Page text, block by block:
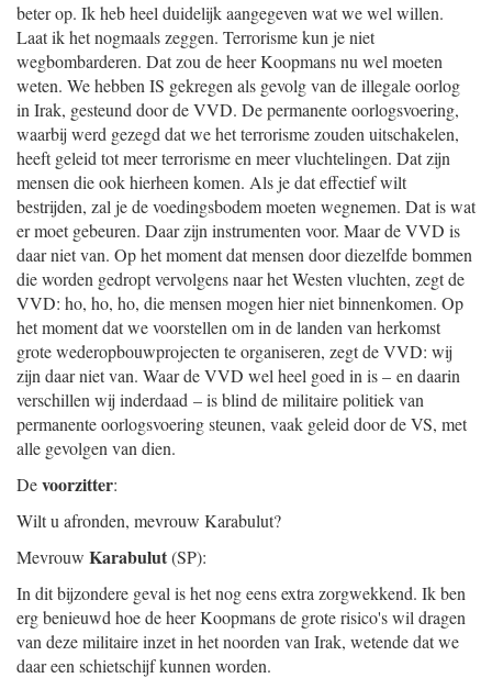
beter op. Ik heb heel duidelijk aangegeven wat we wel willen.
Laat ik het nogmaals zeggen. Terrorisme kun je niet
wegbombarderen. Dat zou de heer Koopmans nu wel moeten
weten. We hebben IS gekregen als gevolg van de illegale oorlog
in Irak, gesteund door de VVD. De permanente oorlogsvoering,
waarbij werd gezegd dat we het terrorisme zouden uitschakelen,
heeft geleid tot meer terrorisme en meer vluchtelingen. Dat zijn
mensen die ook hierheen komen. Als je dat effectief wilt
bestrijden, zal je de voedingsbodem moeten wegnemen. Dat is wat
er moet gebeuren. Daar zijn instrumenten voor. Maar de VVD is
daar niet van. Op het moment dat mensen door diezelfde bommen
die worden gedropt vervolgens naar het Westen vluchten, zegt de
VVD: ho, ho, ho, die mensen mogen hier niet binnenkomen. Op
het moment dat we voorstellen om in de landen van herkomst
grote wederopbouwprojecten te organiseren, zegt de VVD: wij
zijn daar niet van. Waar de VVD wel heel goed in is – en daarin
verschillen wij inderdaad – is blind de militaire politiek van
permanente oorlogsvoering steunen, vaak geleid door de VS, met
alle gevolgen van dien.
Devoorzitter:
Wilt u afronden, mevrouw Karabulut?
Mevrouw Karabulut(SP):
In dit bijzondere geval is het nog eens extra zorgwekkend. Ik ben
erg benieuwd hoe de heer Koopmans de grote risico's wil dragen
van deze militaire inzet in het noorden van Irak, wetende dat we
daar een schietschijf kunnen worden.